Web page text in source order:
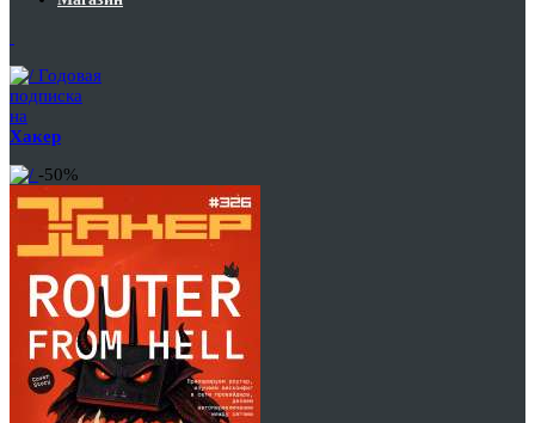
Годовая
подписка
на
Хакер
-50%